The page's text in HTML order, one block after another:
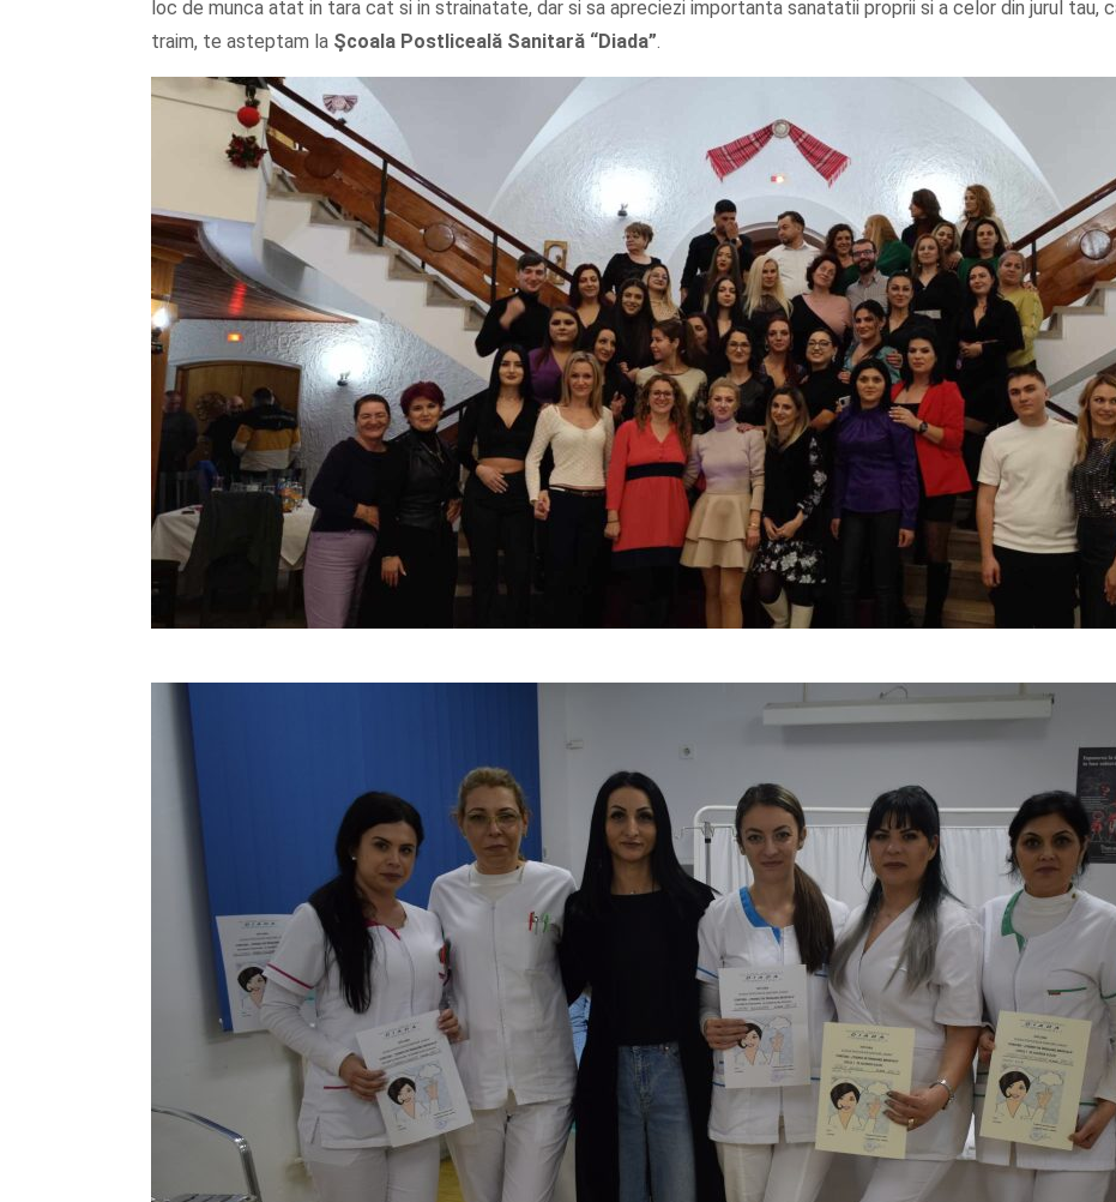
loc de munca atat in tara cat si in strainatate, dar si sa apreciezi importanta sanatatii proprii si a celor din jurul tau,
traim, te asteptam la Şcoala Postliceală Sanitară “Diada”.